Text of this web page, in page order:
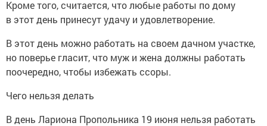
Кроме того, считается, что любые работы по дому
в этот день принесут удачу и удовлетворение.
В этот день можно работать на своем дачном участке,
но поверье гласит, что муж и жена должны работать
поочередно, чтобы избежать ссоры.
Чего нельзя делать
В день Лариона Пропольника 19 июня нельзя работать